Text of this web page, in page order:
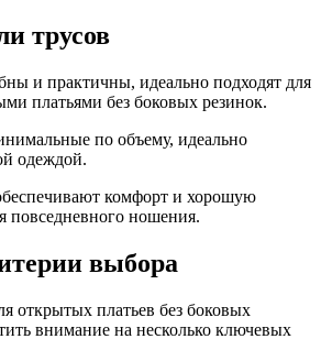
трусов
и практичны, идеально подходят для
платьями без боковых резинок.
по объему, идеально
одеждой.
комфорт и хорошую
повседневного ношения.
выбора
открытых платьев без боковых
внимание на несколько ключевых